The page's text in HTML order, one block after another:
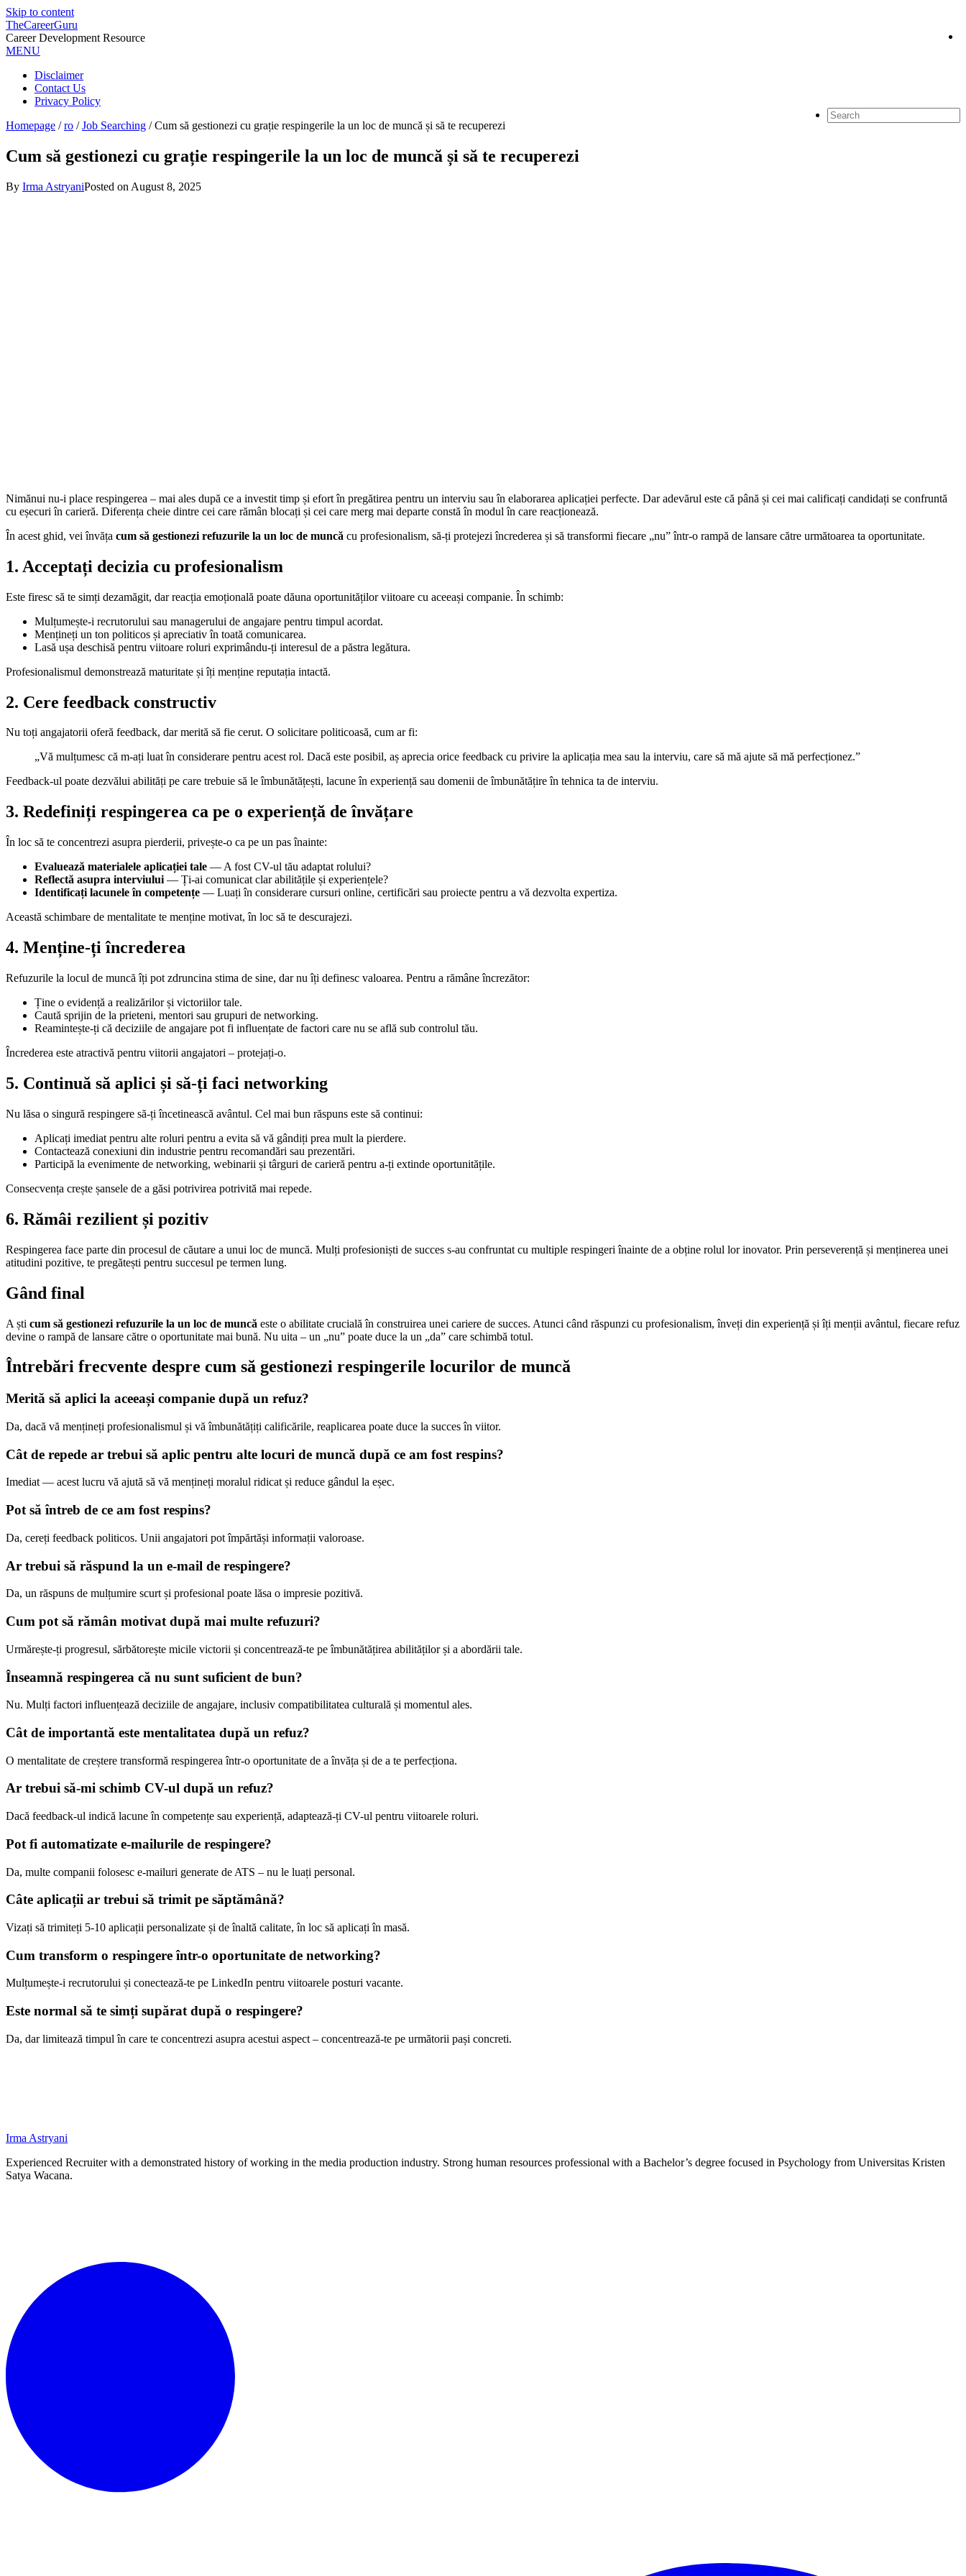
Skip to content
TheCareerGuru
Career Development Resource
MENU
Disclaimer
Contact Us
Privacy Policy
Homepage / ro / Job Searching / Cum să gestionezi cu grație respingerile la un loc de muncă și să te recuperezi
Cum să gestionezi cu grație respingerile la un loc de muncă și să te recuperezi
By Irma AstryaniPosted on August 8, 2025
Nimănui nu-i place respingerea – mai ales după ce a investit timp și efort în pregătirea pentru un interviu sau în elaborarea aplicației perfecte. Dar adevărul este că până și cei mai calificați candidați se confruntă
cu eșecuri în carieră. Diferența cheie dintre cei care rămân blocați și cei care merg mai departe constă în modul în care reacționează.
În acest ghid, vei învăța cum să gestionezi refuzurile la un loc de muncă cu profesionalism, să-ți protejezi încrederea și să transformi fiecare „nu” într-o rampă de lansare către următoarea ta oportunitate.
1. Acceptați decizia cu profesionalism
Este firesc să te simți dezamăgit, dar reacția emoțională poate dăuna oportunităților viitoare cu aceeași companie. În schimb:
Mulțumește-i recrutorului sau managerului de angajare pentru timpul acordat.
Mențineți un ton politicos și apreciativ în toată comunicarea.
Lasă ușa deschisă pentru viitoare roluri exprimându-ți interesul de a păstra legătura.
Profesionalismul demonstrează maturitate și îți menține reputația intactă.
2. Cere feedback constructiv
Nu toți angajatorii oferă feedback, dar merită să fie cerut. O solicitare politicoasă, cum ar fi:
„Vă mulțumesc că m-ați luat în considerare pentru acest rol. Dacă este posibil, aș aprecia orice feedback cu privire la aplicația mea sau la interviu, care să mă ajute să mă perfecționez.”
Feedback-ul poate dezvălui abilități pe care trebuie să le îmbunătățești, lacune în experiență sau domenii de îmbunătățire în tehnica ta de interviu.
3. Redefiniți respingerea ca pe o experiență de învățare
În loc să te concentrezi asupra pierderii, privește-o ca pe un pas înainte:
Evaluează materialele aplicației tale — A fost CV-ul tău adaptat rolului?
Reflectă asupra interviului — Ți-ai comunicat clar abilitățile și experiențele?
Identificați lacunele în competențe — Luați în considerare cursuri online, certificări sau proiecte pentru a vă dezvolta expertiza.
Această schimbare de mentalitate te menține motivat, în loc să te descurajezi.
4. Menține-ți încrederea
Refuzurile la locul de muncă îți pot zdruncina stima de sine, dar nu îți definesc valoarea. Pentru a rămâne încrezător:
Ține o evidență a realizărilor și victoriilor tale.
Caută sprijin de la prieteni, mentori sau grupuri de networking.
Reamintește-ți că deciziile de angajare pot fi influențate de factori care nu se află sub controlul tău.
Încrederea este atractivă pentru viitorii angajatori – protejați-o.
5. Continuă să aplici și să-ți faci networking
Nu lăsa o singură respingere să-ți încetinească avântul. Cel mai bun răspuns este să continui:
Aplicați imediat pentru alte roluri pentru a evita să vă gândiți prea mult la pierdere.
Contactează conexiuni din industrie pentru recomandări sau prezentări.
Participă la evenimente de networking, webinarii și târguri de carieră pentru a-ți extinde oportunitățile.
Consecvența crește șansele de a găsi potrivirea potrivită mai repede.
6. Rămâi rezilient și pozitiv
Respingerea face parte din procesul de căutare a unui loc de muncă. Mulți profesioniști de succes s-au confruntat cu multiple respingeri înainte de a obține rolul lor inovator. Prin perseverență și menținerea unei
atitudini pozitive, te pregătești pentru succesul pe termen lung.
Gând final
A ști cum să gestionezi refuzurile la un loc de muncă este o abilitate crucială în construirea unei cariere de succes. Atunci când răspunzi cu profesionalism, înveți din experiență și îți menții avântul, fiecare refuz
devine o rampă de lansare către o oportunitate mai bună. Nu uita – un „nu” poate duce la un „da” care schimbă totul.
Întrebări frecvente despre cum să gestionezi respingerile locurilor de muncă
Merită să aplici la aceeași companie după un refuz?
Da, dacă vă mențineți profesionalismul și vă îmbunătățiți calificările, reaplicarea poate duce la succes în viitor.
Cât de repede ar trebui să aplic pentru alte locuri de muncă după ce am fost respins?
Imediat — acest lucru vă ajută să vă mențineți moralul ridicat și reduce gândul la eșec.
Pot să întreb de ce am fost respins?
Da, cereți feedback politicos. Unii angajatori pot împărtăși informații valoroase.
Ar trebui să răspund la un e-mail de respingere?
Da, un răspuns de mulțumire scurt și profesional poate lăsa o impresie pozitivă.
Cum pot să rămân motivat după mai multe refuzuri?
Urmărește-ți progresul, sărbătorește micile victorii și concentrează-te pe îmbunătățirea abilităților și a abordării tale.
Înseamnă respingerea că nu sunt suficient de bun?
Nu. Mulți factori influențează deciziile de angajare, inclusiv compatibilitatea culturală și momentul ales.
Cât de importantă este mentalitatea după un refuz?
O mentalitate de creștere transformă respingerea într-o oportunitate de a învăța și de a te perfecționa.
Ar trebui să-mi schimb CV-ul după un refuz?
Dacă feedback-ul indică lacune în competențe sau experiență, adaptează-ți CV-ul pentru viitoarele roluri.
Pot fi automatizate e-mailurile de respingere?
Da, multe companii folosesc e-mailuri generate de ATS – nu le luați personal.
Câte aplicații ar trebui să trimit pe săptămână?
Vizați să trimiteți 5-10 aplicații personalizate și de înaltă calitate, în loc să aplicați în masă.
Cum transform o respingere într-o oportunitate de networking?
Mulțumește-i recrutorului și conectează-te pe LinkedIn pentru viitoarele posturi vacante.
Este normal să te simți supărat după o respingere?
Da, dar limitează timpul în care te concentrezi asupra acestui aspect – concentrează-te pe următorii pași concreti.
Irma Astryani
Experienced Recruiter with a demonstrated history of working in the media production industry. Strong human resources professional with a Bachelor’s degree focused in Psychology from Universitas Kristen
Satya Wacana.